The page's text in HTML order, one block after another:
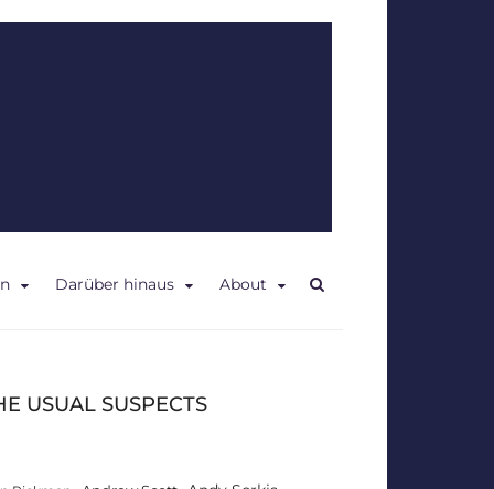
Darüber hinaus About
USUAL SUSPECTS